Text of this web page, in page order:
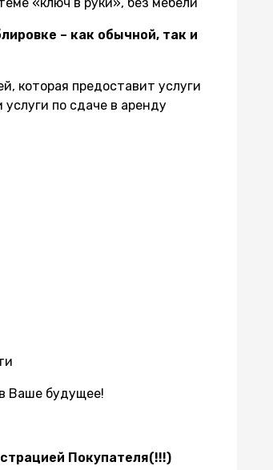
– как обычной, так и
которая предоставит услуги
по сдаче в аренду
Ваше будущее!
Покупателя(!!!)